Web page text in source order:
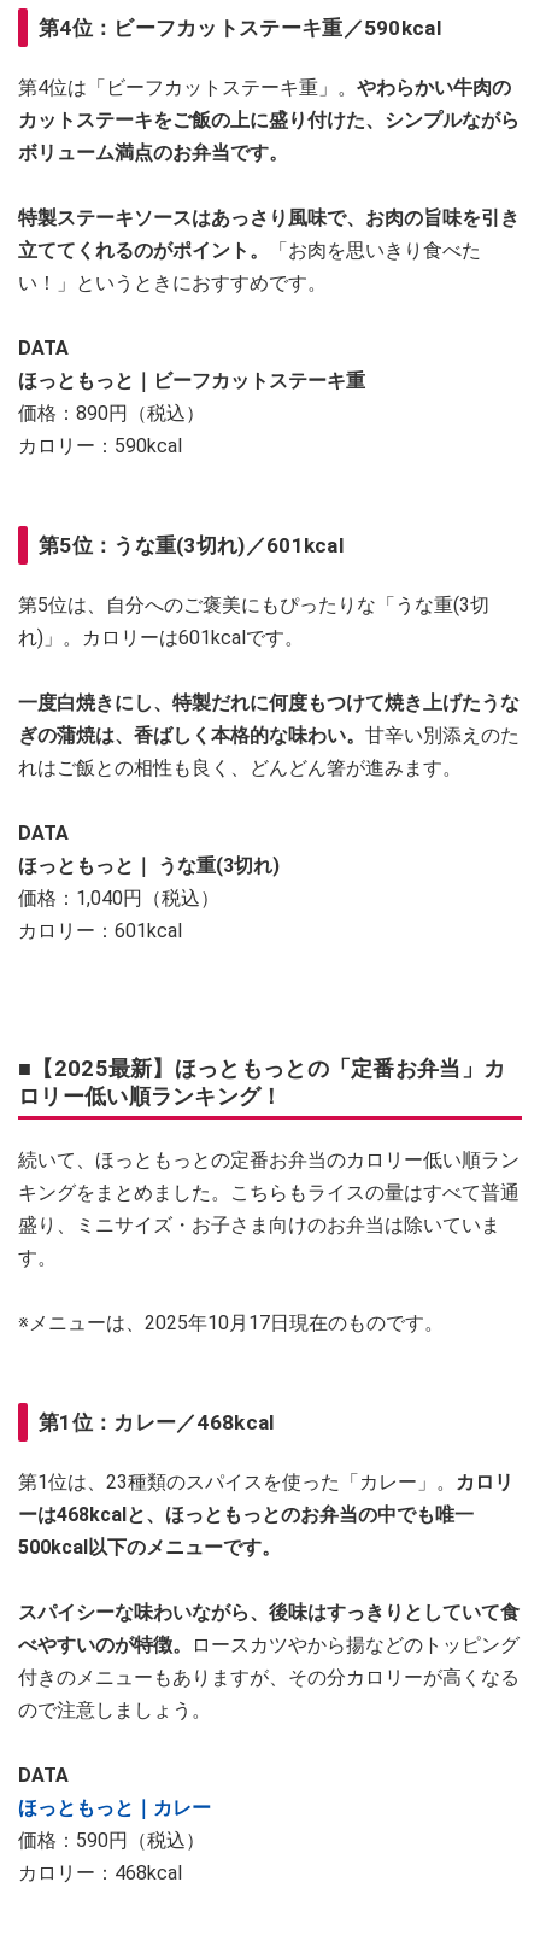
第4位：ビーフカットステーキ重／590kcal
第4位は「ビーフカットステーキ重」。 やわらかい牛肉の
カットステーキをご飯の上に盛り付けた、シンプルながら
ボリューム満点のお弁当です。
特製ステーキソースはあっさり風味で、お肉の旨味を引き
立ててくれるのがポイント。
「お肉を思いきり食べた
い！」というときにおすすめです。
DATA
ほっともっと｜ビーフカットステーキ重
価格：890円（税込）
カロリー：590kcal
第5位：うな重(3切れ)／601kcal
第5位は、自分へのご褒美にもぴったりな「うな重(3切
れ)」。カロリーは601kcalです。
一度白焼きにし、特製だれに何度もつけて焼き上げたうな
ぎの蒲焼は、香ばしく本格的な味わい。 甘辛い別添えのた
れはご飯との相性も良く、どんどん箸が進みます。
DATA
ほっともっと｜ うな重(3切れ)
価格：1,040円（税込）
カロリー：601kcal
■【2025最新】ほっともっとの「定番お弁当」カ
ロリー低い順ランキング！
続いて、ほっともっとの定番お弁当のカロリー低い順ラン
キングをまとめました。こちらもライスの量はすべて普通
盛り、ミニサイズ・お子さま向けのお弁当は除いていま
す。
※メニューは、2025年10月17日現在のものです。
第1位：カレー／468kcal
第1位は、23種類のスパイスを使った「カレー」。 カロリ
ーは468kcalと、ほっともっとのお弁当の中でも唯一
500kcal以下のメニューです。
スパイシーな味わいながら、後味はすっきりとしていて食
べやすいのが特徴。
ロースカツやから揚などのトッピング
付きのメニューもありますが、その分カロリーが高くなる
ので注意しましょう。
DATA
ほっともっと｜カレー
価格：590円（税込）
カロリー：468kcal